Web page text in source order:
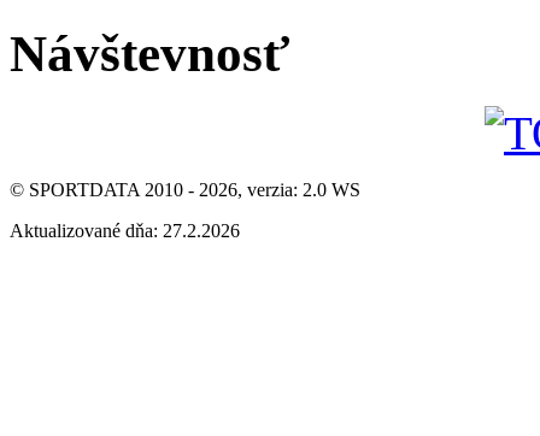
Návštevnosť
© SPORTDATA 2010 - 2026, verzia: 2.0 WS
Aktualizované dňa: 27.2.2026